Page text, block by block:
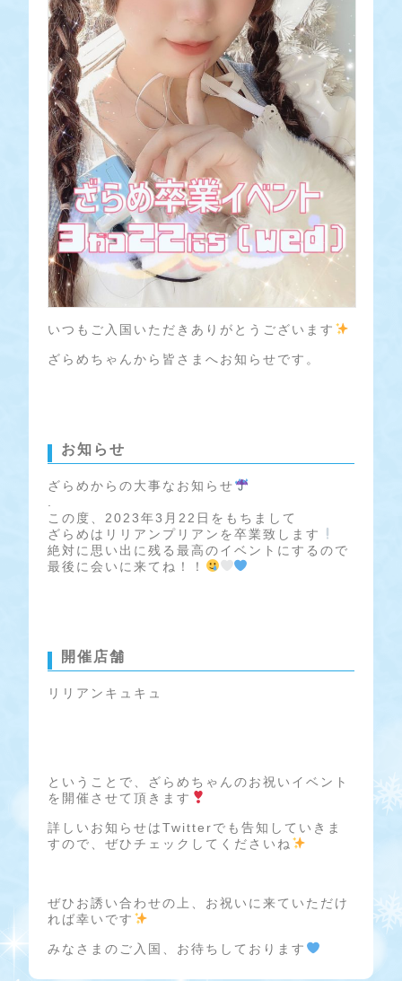
いつもご入国いただきありがとうございます
ざらめちゃんから皆さまへお知らせです。
お知らせ
ざらめからの大事なお知らせ
この度、2023年3月22日をもちまして
ざらめはリリアンプリアンを卒業致します
絶対に思い出に残る最高のイベントにするので
最後に会いに来てね！！
開催店舗
リリアンキュキュ
ということで、ざらめちゃんのお祝いイベント
を開催させて頂きます
詳しいお知らせはTwitterでも告知していきま
すので、ぜひチェックしてくださいね
ぜひお誘い合わせの上、お祝いに来ていただけ
れば幸いです
みなさまのご入国、お待ちしております